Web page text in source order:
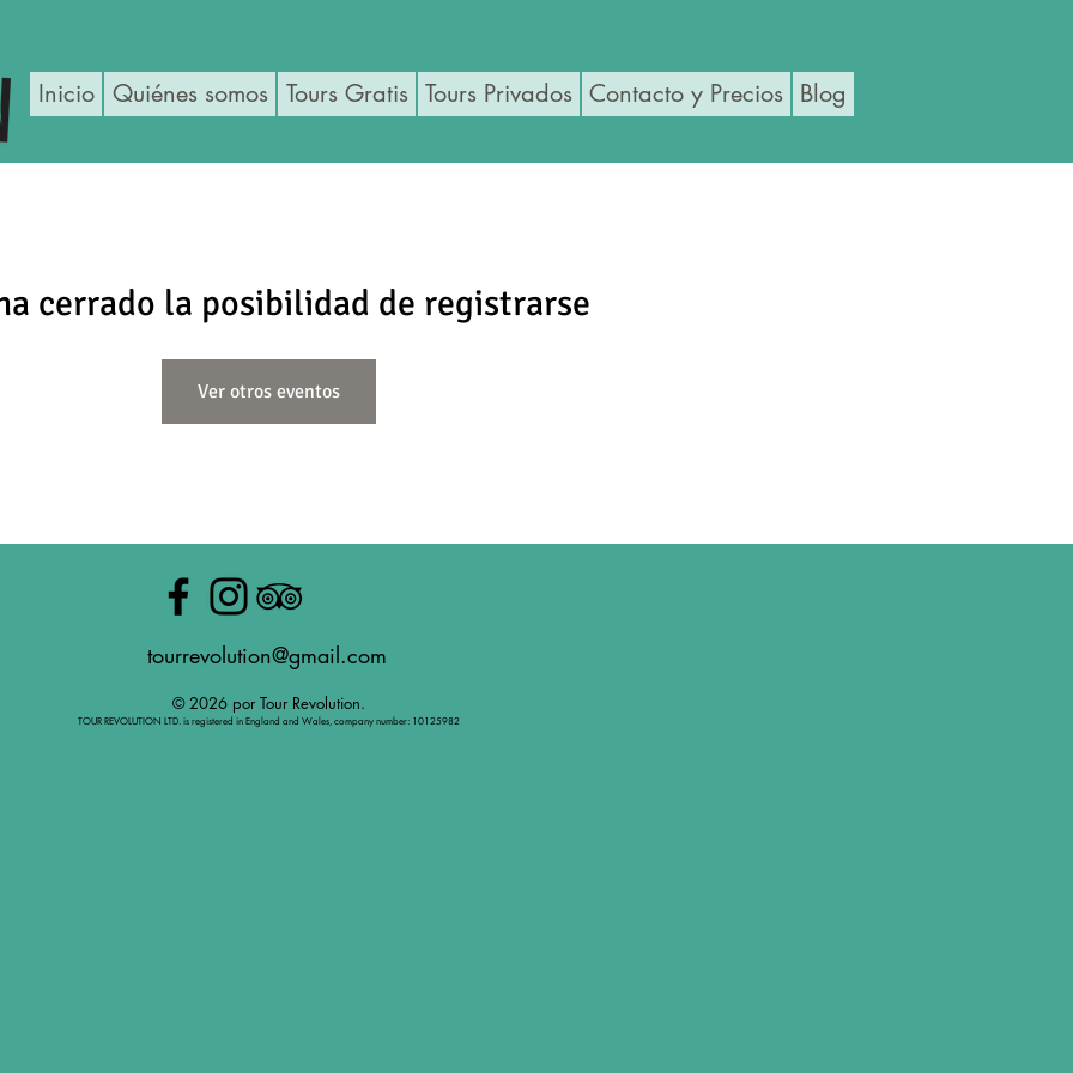
Inicio Quiénes somos Tours Gratis Tours Privados Contacto y Precios Blog
cerrado la posibilidad de registrarse
Ver otros eventos
tourrevolution@gmail.com
© 2026 por Tour Revolution.
TOUR REVOLUTION LTD. is registered in England and Wales, company number: 10125982